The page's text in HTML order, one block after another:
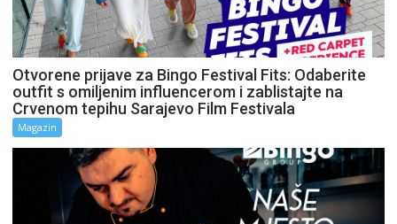
Otvorene prijave za Bingo Festival Fits: Odaberite
outfit s omiljenim influencerom i zablistajte na
Crvenom tepihu Sarajevo Film Festivala
Magazin